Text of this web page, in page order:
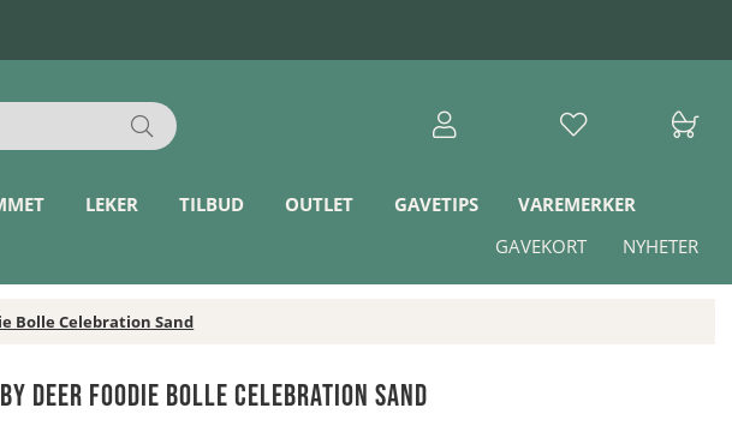
LEKER TILBUD OUTLET GAVETIPS
VAREMERKER
NYHETER
GAVEKORT
Bolle Celebration Sand
Deer Foodie Bolle Celebration Sand